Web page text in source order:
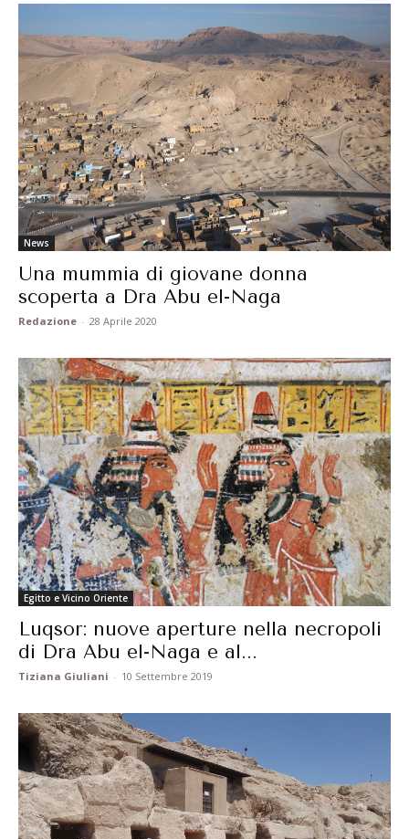
News
Una mummia di giovane donna
scoperta a Dra Abu el-Naga
Redazione - 28 Aprile 2020
Egitto e Vicino Oriente
Luqsor: nuove aperture nella necropoli
di Dra Abu el-Naga e al...
Tiziana Giuliani - 10 Settembre 2019